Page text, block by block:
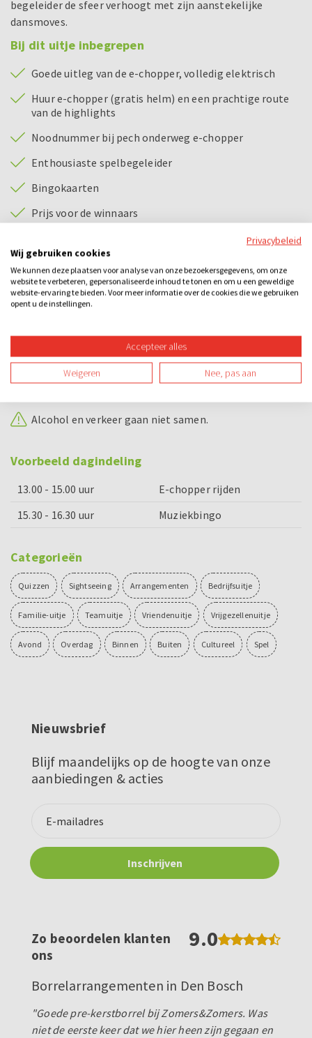
begeleider de sfeer verhoogt met zijn aanstekelijke
dansmoves.
Bij dit uitje inbegrepen
Goede uitleg van de e-chopper, volledig elektrisch
Huur e-chopper (gratis helm) en een prachtige route
van de highlights
Noodnummer bij pech onderweg e-chopper
Enthousiaste spelbegeleider
Bingokaarten
Prijs voor de winnaars
Bijzonderheden
E-chopper rijden:
Om een e-chopper te besturen dien je in het bezit te
te kunnen tonen voordat je aan de rit begint.
Wellicht ten overvloede, maar een ingetrokken of
verlopen rijbewijs wordt door ons niet gezien als een
Alcohol en verkeer gaan niet samen.
Voorbeeld dagindeling
13.00 - 15.00 uur
E-chopper rijden
15.30 - 16.30 uur
Muziekbingo
Categorieën
Quizzen Sightseeing Arrangementen Bedrijfsuitje
Familie-uitje Teamuitje Vriendenuitje Vrijgezellenuitje
Avond Overdag Binnen Buiten Cultureel Spel
Nieuwsbrief
Blijf maandelijks op de hoogte van onze
aanbiedingen & acties
Zo beoordelen klanten
ons
9.0
Borrelarrangementen in Den Bosch
"Goede pre-kerstborrel bij Zomers&Zomers. Was
niet de eerste keer dat we hier heen zijn gegaan en
Privacybeleid
Wij gebruiken cookies
We kunnen deze plaatsen voor analyse van onze bezoekersgegevens, om onze
website te verbeteren, gepersonaliseerde inhoud te tonen en om u een geweldige
website-ervaring te bieden. Voor meer informatie over de cookies die we gebruiken
opent u de instellingen.
Accepteer alles
Weigeren Nee, pas aan